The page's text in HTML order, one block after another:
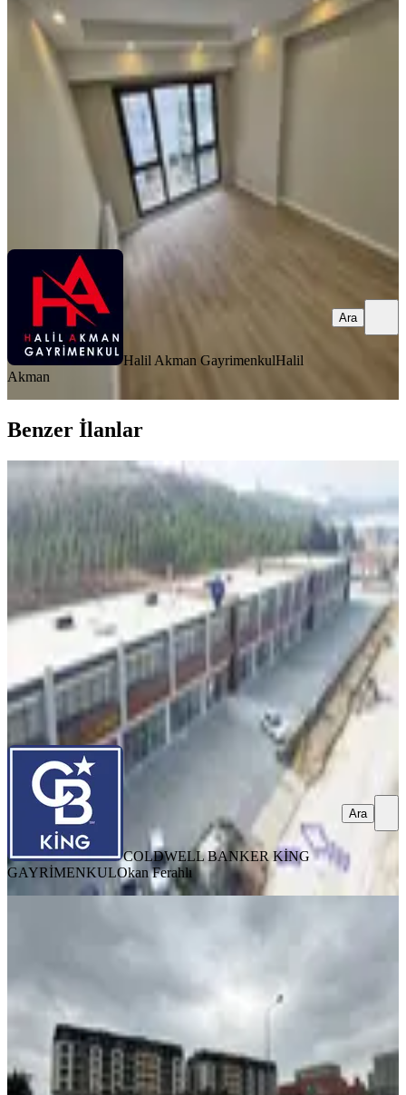
Akman'dan 2+1 Kiralık Büro Ofis
Balıkesir, Edremit
3 Oda·100 m²·Yüksek giriş
28.000 ₺ 30.000 ₺
Halil Akman GayrimenkulHalil Akman
Halil Akman GayrimenkulHalil
Akman
Ara
Benzer İlanlar
Cb King'den Balıkesir/organize
Sanayi'de 250m² Kiralık Dükkan
Balıkesir, Altıeylül
4 Oda·300 m²·09.01.2026
90.000 ₺
COLDWELL BANKER KİNG GAYRİMENKUL Okan Ferahlı
Ara
COLDWELL BANKER KİNG
GAYRİMENKULOkan Ferahlı
Ara
170 m²· 27.03.2026
70.000 ₺75.000 ₺